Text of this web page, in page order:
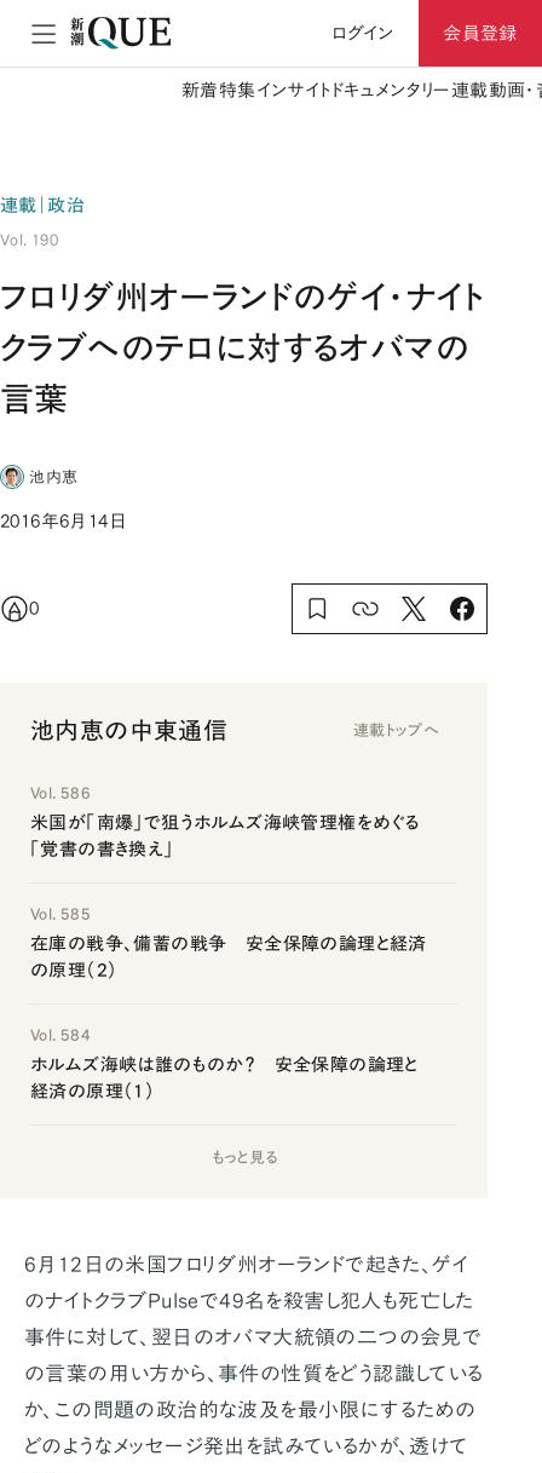
ログイン 会員登録
新着特集 インサイト ドキュメンタリー 連載動画
連載｜政治
Vol. 190
フロリダ州オーランドのゲイ・ナイト
クラブへのテロに対するオバマの
言葉
池内恵
2016年6月14日
0
池内恵の中東通信 連載トップへ
Vol. 586
米国が「南爆」で狙うホルムズ海峡管理権をめぐる
「覚書の書き換え」
Vol. 585
在庫の戦争、備蓄の戦争 安全保障の論理と経済
の原理（2）
Vol. 584
ホルムズ海峡は誰のものか？ 安全保障の論理と
経済の原理（1）
もっと見る
6月12日の米国フロリダ州オーランドで起きた、ゲイ
のナイトクラブPulseで49名を殺害し犯人も死亡した
事件に対して、翌日のオバマ大統領の二つの会見で
の言葉の用い方から、事件の性質をどう認識している
か、この問題の政治的な波及を最小限にするための
どのようなメッセージ発出を試みているかが、透けて